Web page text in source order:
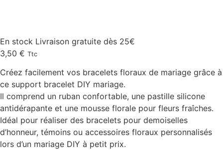
En stock Livraison gratuite dès 25€
3,50 € Ttc
Créez facilement vos bracelets floraux de mariage grâce à
ce support bracelet DIY mariage.
Il comprend un ruban confortable, une pastille silicone
antidérapante et une mousse florale pour fleurs fraîches.
Idéal pour réaliser des bracelets pour demoiselles
d’honneur, témoins ou accessoires floraux personnalisés
lors d’un mariage DIY à petit prix.